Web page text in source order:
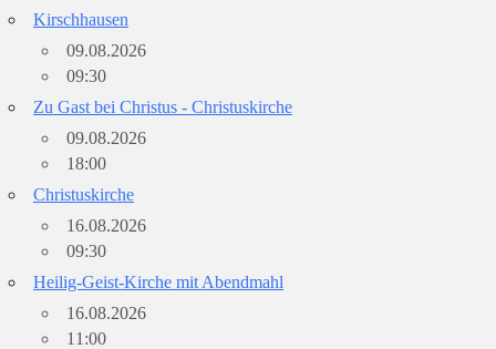
Kirschhausen
09.08.2026
09:30
Zu Gast bei Christus - Christuskirche
09.08.2026
18:00
Christuskirche
16.08.2026
09:30
Heilig-Geist-Kirche mit Abendmahl
16.08.2026
11:00